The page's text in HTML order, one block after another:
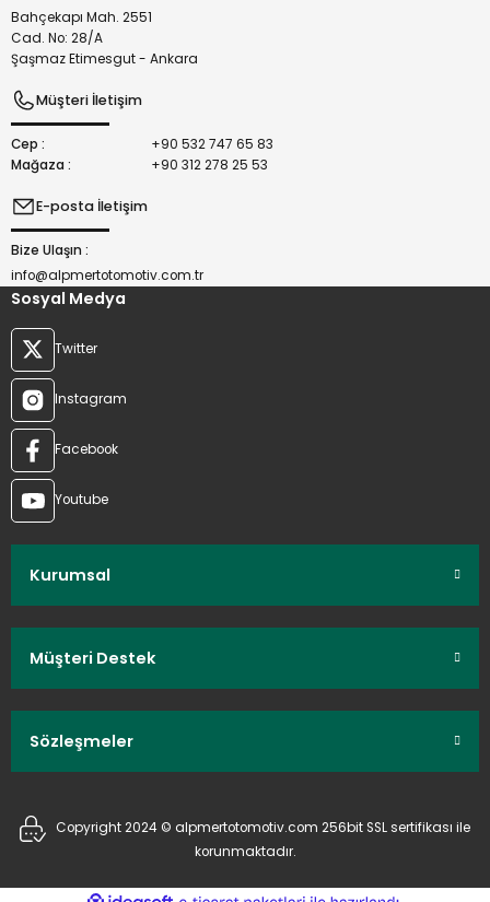
Bahçekapı Mah. 2551
Cad. No: 28/A
Şaşmaz Etimesgut - Ankara
Müşteri İletişim
Cep :
+90 532 747 65 83
Mağaza :
+90 312 278 25 53
E-posta İletişim
Bize Ulaşın :
info@alpmertotomotiv.com.tr
Sosyal Medya
Twitter
Instagram
Facebook
Youtube
Kurumsal
Müşteri Destek
Sözleşmeler
Copyright 2024 © alpmertotomotiv.com 256bit SSL sertifikası ile
korunmaktadır.